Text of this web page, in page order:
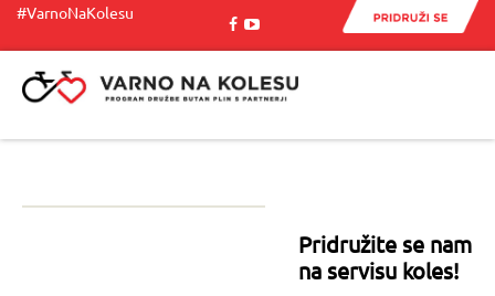
#VarnoNaKolesu
Pridružite se nam
na servisu koles!